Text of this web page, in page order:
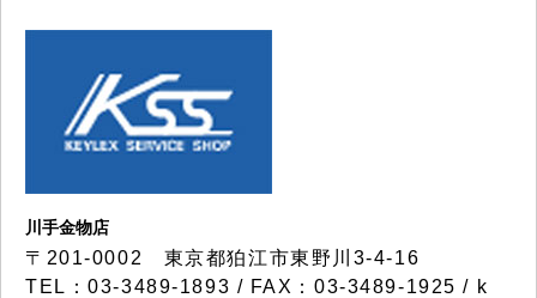
川手金物店
〒201-0002 東京都狛江市東野川3-4-16
TEL：03-3489-1893 / FAX：03-3489-1925 / k